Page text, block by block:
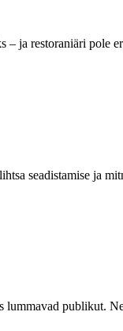
– ja restoraniäri pole
seadistamise ja
lummavad publikut.